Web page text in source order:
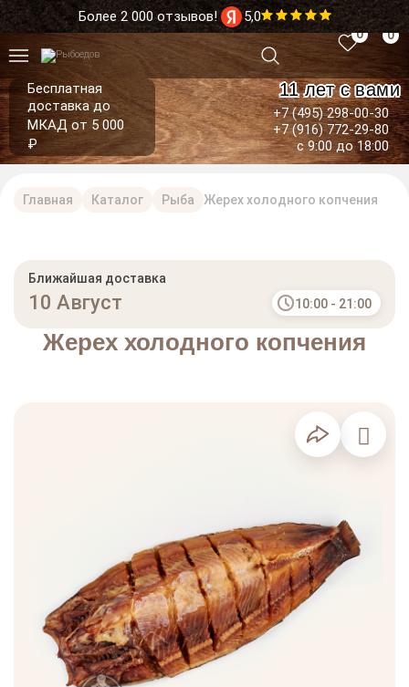
Более 2 000 отзывов! 5,0
Бесплатная
доставка до
МКАД от 5 000
₽
11 лет с вами
+7 (495) 298-00-30
+7 (916) 772-29-80
с 9:00 до 18:00
0 0
Главная Каталог Рыба Жерех холодного копчения
Жерех холодного копчения
Ближайшая доставка
10 Август 10:00 - 21:00